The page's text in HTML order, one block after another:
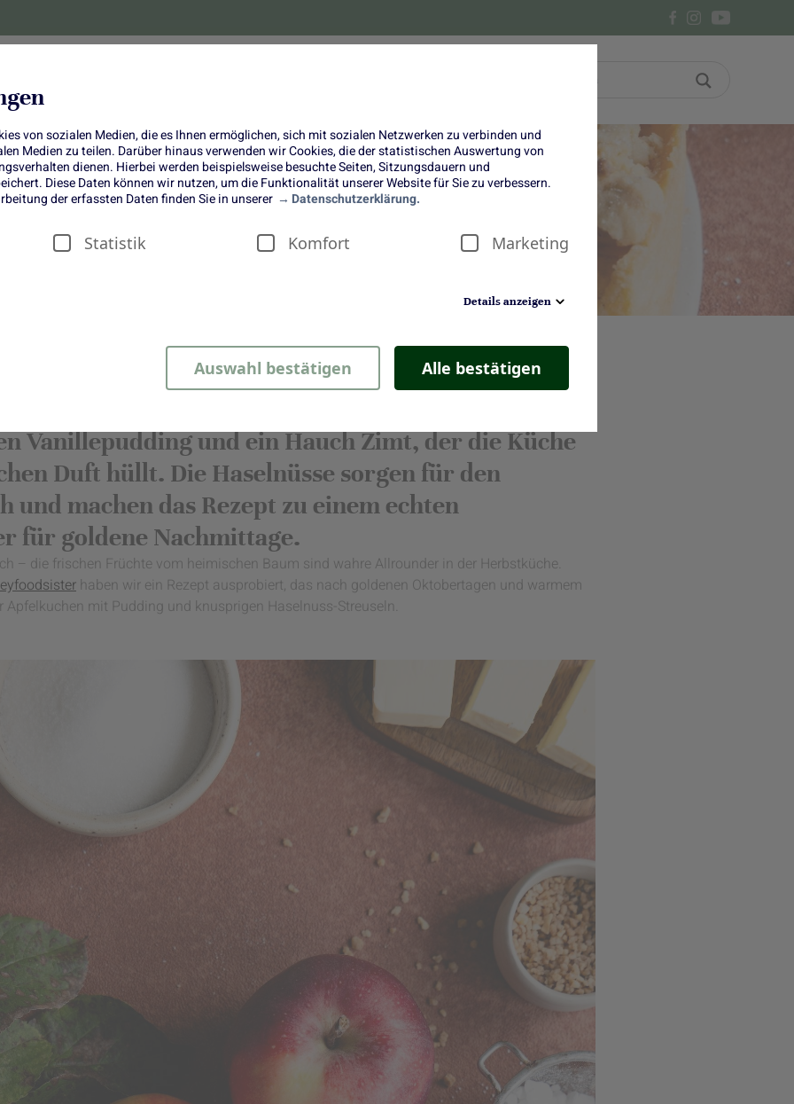
von sozialen Medien, die es Ihnen ermöglichen, sich mit sozialen Netzwerken zu verbinden und
Medien zu teilen. Darüber hinaus verwenden wir Cookies, die der statistischen Auswertung von
dienen. Hierbei werden beispielsweise besuchte Seiten, Sitzungsdauern und
Diese Daten können wir nutzen, um die Funktionalität unserer Website für Sie zu verbessern.
der erfassten Daten finden Sie in unserer
Datenschutzerklärung.
Statistik Komfort Marketing
Details anzeigen
Auswahl bestätigen Alle bestätigen
pur: Apfelkuchen mit
Vanillepudding und ein Hauch Zimt, der die Küche
Duft hüllt. Die Haselnüsse sorgen für den
und machen das Rezept zu einem echten
für goldene Nachmittage.
– die frischen Früchte vom heimischen Baum sind wahre Allrounder in der Herbstküche.
haben wir ein Rezept ausprobiert, das nach goldenen Oktobertagen und warmem
mit Pudding und knusprigen Haselnuss-Streuseln.